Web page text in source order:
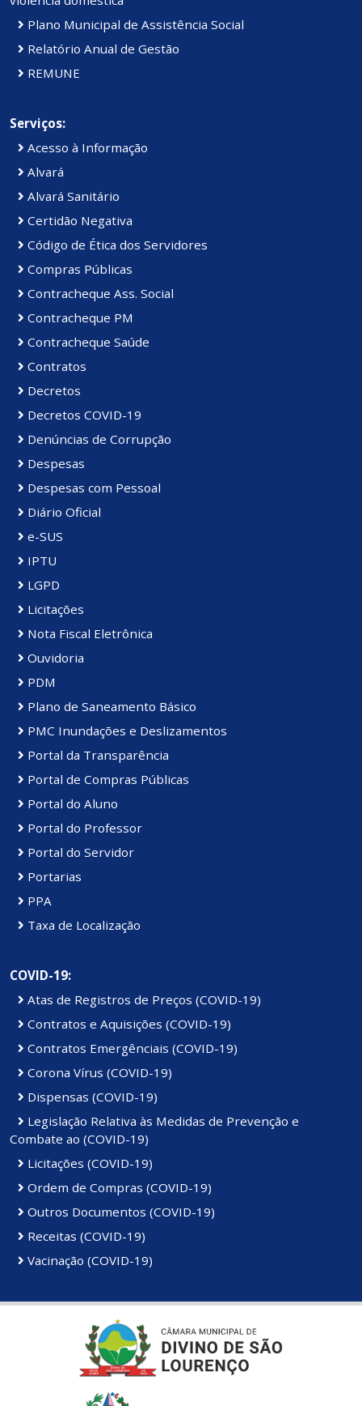
Plano Municipal de Assistência Social
Relatório Anual de Gestão
REMUNE
Serviços:
Acesso à Informação
Alvará
Alvará Sanitário
Certidão Negativa
Código de Ética dos Servidores
Compras Públicas
Contracheque Ass. Social
Contracheque PM
Contracheque Saúde
Contratos
Decretos
Decretos COVID-19
Denúncias de Corrupção
Despesas
Despesas com Pessoal
Diário Oficial
e-SUS
IPTU
LGPD
Licitações
Nota Fiscal Eletrônica
Ouvidoria
PDM
Plano de Saneamento Básico
PMC Inundações e Deslizamentos
Portal da Transparência
Portal de Compras Públicas
Portal do Aluno
Portal do Professor
Portal do Servidor
Portarias
PPA
Taxa de Localização
COVID-19:
Atas de Registros de Preços (COVID-19)
Contratos e Aquisições (COVID-19)
Contratos Emergênciais (COVID-19)
Corona Vírus (COVID-19)
Dispensas (COVID-19)
Legislação Relativa às Medidas de Prevenção e
Combate ao (COVID-19)
Licitações (COVID-19)
Ordem de Compras (COVID-19)
Outros Documentos (COVID-19)
Receitas (COVID-19)
Vacinação (COVID-19)